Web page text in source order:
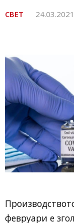
СВЕТ
февруари е